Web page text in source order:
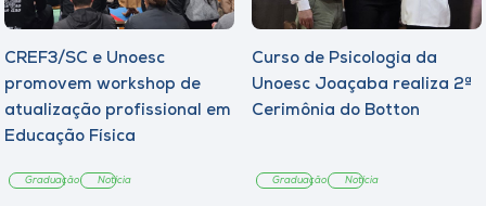
CREF3/SC e Unoesc
promovem workshop de
atualização profissional em
Educação Física
Graduação Notícia
Curso de Psicologia da
Unoesc Joaçaba realiza 2ª
Cerimônia do Botton
Graduação Notícia